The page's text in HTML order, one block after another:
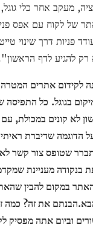
מעקב אחר כלי
של לקוח עם אפס
פניות דרך שינוי
רק להגיע לדף
לקידום אתרים
בגוגל. כל התפיסה
לא קונים במכולת, עם
הדוגמה שדיברת
שטופס צור קשר
בנקודה מעניינת
האתר במקום להבין
את זה?
וביום אתה מפסיק